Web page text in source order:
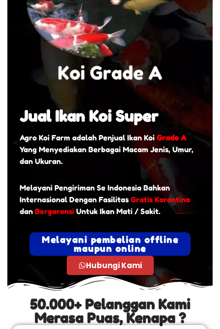
Jual Ikan Koi Super
Agro Koi Farm adalah Penjual Ikan Koi Grade A
Yang Menyediakan Berbagai Macam Jenis, Umur,
dan Ukuran.
Melayani Pengiriman Se Indonesia Bahkan
Internasional Dengan Fasilitas Gratis Karantina
dan Bergaransi Untuk Ikan Mati / Sakit.
Melayani pembelian offline
maupun online
Hubungi Kami
50.000+ Pelanggan Kami
Merasa Puas, Kenapa ?